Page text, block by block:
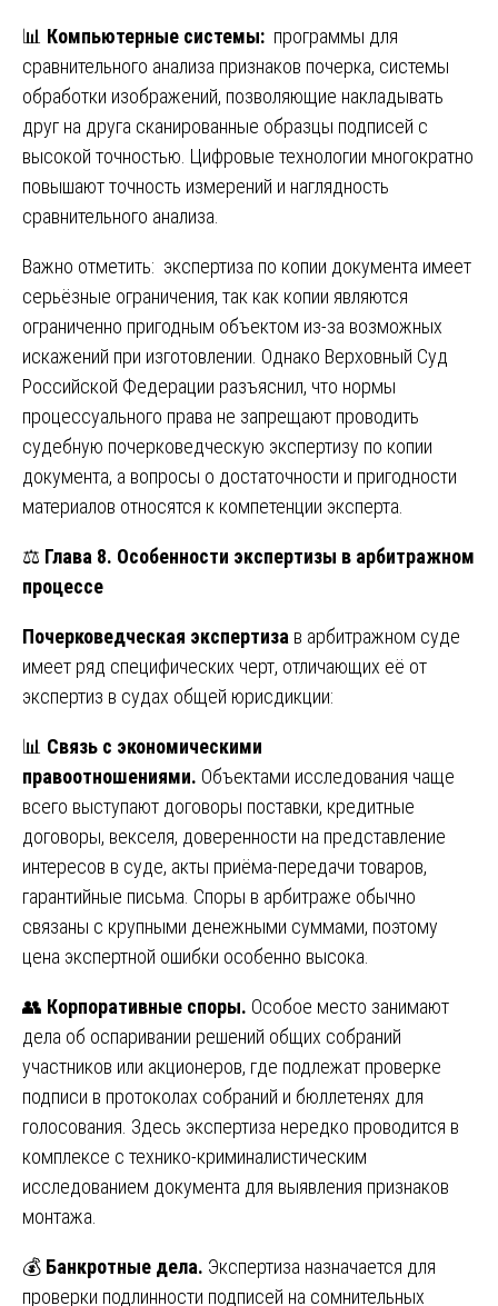
📊 Компьютерные системы: программы для
сравнительного анализа признаков почерка, системы
обработки изображений, позволяющие накладывать
друг на друга сканированные образцы подписей с
высокой точностью. Цифровые технологии многократно
повышают точность измерений и наглядность
сравнительного анализа.
Важно отметить: экспертиза по копии документа имеет
серьёзные ограничения, так как копии являются
ограниченно пригодным объектом из-за возможных
искажений при изготовлении. Однако Верховный Суд
Российской Федерации разъяснил, что нормы
процессуального права не запрещают проводить
судебную почерковедческую экспертизу по копии
документа, а вопросы о достаточности и пригодности
материалов относятся к компетенции эксперта.
⚖️ Глава 8. Особенности экспертизы в арбитражном
процессе
Почерковедческая экспертиза в арбитражном суде
имеет ряд специфических черт, отличающих её от
экспертиз в судах общей юрисдикции:
📊 Связь с экономическими
правоотношениями. Объектами исследования чаще
всего выступают договоры поставки, кредитные
договоры, векселя, доверенности на представление
интересов в суде, акты приёма-передачи товаров,
гарантийные письма. Споры в арбитраже обычно
связаны с крупными денежными суммами, поэтому
цена экспертной ошибки особенно высока.
👥 Корпоративные споры. Особое место занимают
дела об оспаривании решений общих собраний
участников или акционеров, где подлежат проверке
подписи в протоколах собраний и бюллетенях для
голосования. Здесь экспертиза нередко проводится в
комплексе с технико-криминалистическим
исследованием документа для выявления признаков
монтажа.
💰 Банкротные дела. Экспертиза назначается для
проверки подлинности подписей на сомнительных